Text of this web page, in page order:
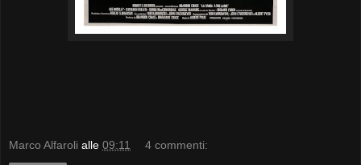
Marco Alfaroli alle 09:11 4 commenti: